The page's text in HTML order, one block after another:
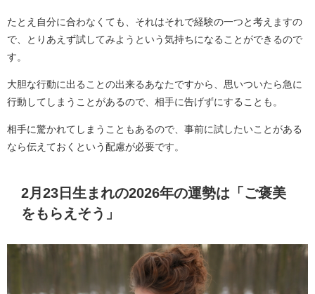
たとえ自分に合わなくても、それはそれで経験の一つと考えますの
で、とりあえず試してみようという気持ちになることができるので
す。
大胆な行動に出ることの出来るあなたですから、思いついたら急に
行動してしまうことがあるので、相手に告げずにすることも。
相手に驚かれてしまうこともあるので、事前に試したいことがある
なら伝えておくという配慮が必要です。
2月23日生まれの2026年の運勢は「ご褒美
をもらえそう」